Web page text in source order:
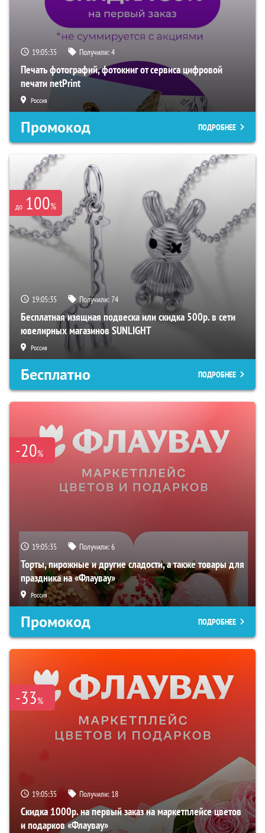
19:05:35 Получили:4
Печать фотографий, фотокниг от сервиса цифровой
печати netPrint
Россия
Промокод ПОДРОБНЕЕ
до 100%
19:05:35 Получили:74
Бесплатная изящная подвеска или скидка 500р. в сети
ювелирных магазинов SUNLIGHT
Россия
Бесплатно ПОДРОБНЕЕ
-20%
19:05:35 Получили:6
Торты, пирожные и другие сладости, а также товары для
праздника на «Флаувау»
Россия
Промокод ПОДРОБНЕЕ
-33%
19:05:35 Получили: 18
Скидка 1000р. на первый заказ на маркетплейсе цветов
и подарков «Флаувау»